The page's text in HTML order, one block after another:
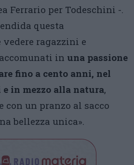
Ferrario per Todeschini -.
questa
ragazzini e
in una passione
fino a cento anni, nel
in mezzo alla natura,
con un pranzo al sacco
bellezza unica».